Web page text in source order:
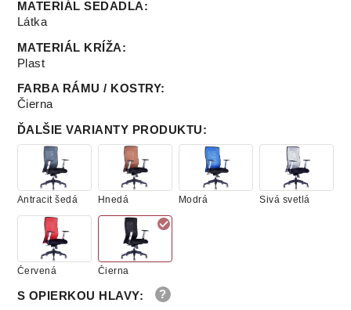
MATERIÁL SEDADLA:
Látka
MATERIÁL KRÍŽA:
Plast
FARBA RÁMU / KOSTRY:
Čierna
ĎALŠIE VARIANTY PRODUKTU:
Antracit šedá Hnedá Modrá Sivá svetlá
Červená Čierna
S OPIERKOU HLAVY: